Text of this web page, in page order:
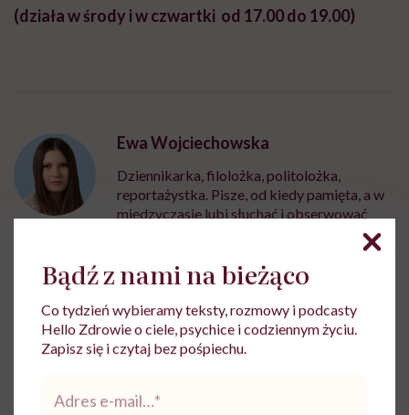
(działa w środy i w czwartki od 17.00 do 19.00)
Ewa Wojciechowska
Dziennikarka, filolożka, politolożka,
reportażystka. Pisze, od kiedy pamięta, a w
międzyczasie lubi słuchać i obserwować
Zobacz profil
Udostępnij
Powiązane tematy:
Bądź z nami na bieżąco
Co tydzień wybieramy teksty, rozmowy i podcasty
Hello Zdrowie o ciele, psychice i codziennym życiu.
Zapisz się i czytaj bez pośpiechu.
*